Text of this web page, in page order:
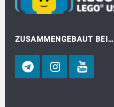
ZUSAMMENGEBAUT BEI…